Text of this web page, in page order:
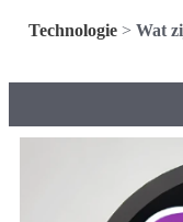
Technologie> Wat